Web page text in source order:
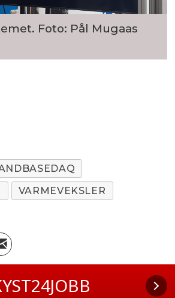
Foto: Pål Mugaas
VARMEVEKSLER